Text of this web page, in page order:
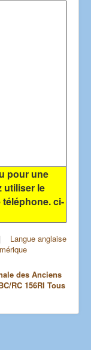
pour une
utiliser le
ci-
Langue anglaise
des Anciens
RC 156RI Tous